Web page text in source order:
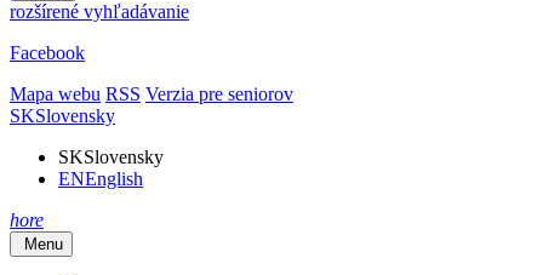
rozšírené vyhľadávanie
Facebook
Mapa webu RSS Verzia pre seniorov
SKSlovensky
SKSlovensky
ENEnglish
hore
Menu